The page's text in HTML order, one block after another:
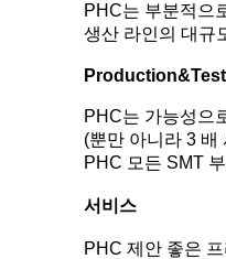
PHC는 부분적으
생산 라인의 대규
PHC는 가능성으
(뿐만 아니라 3
PHC 모든 SMT
서비스
PHC 제안 좋은